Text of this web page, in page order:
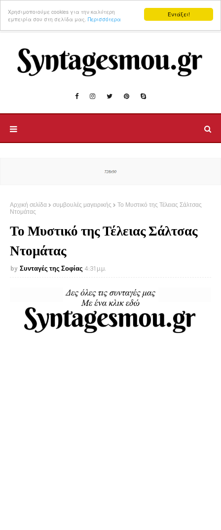
Εντάξει!
Χρησιμοποιούμε cookies για την καλύτερη
εμπειρία σου στη σελίδα μας. Περισσότερα
Αρχική σελίδα συμβουλές μαγειρικής
Το Μυστικό της Τέλειας Σάλτσας
Ντομάτας
Το Μυστικό της Τέλειας Σάλτσας
Ντομάτας
Συνταγές της Σοφίας 4:31 μ.μ.